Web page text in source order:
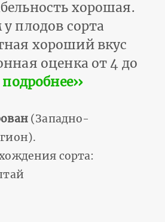
хорошая.
плодов сорта
хороший вкус
оценка от 4 до
подробнее››
(Западно-
сорта: